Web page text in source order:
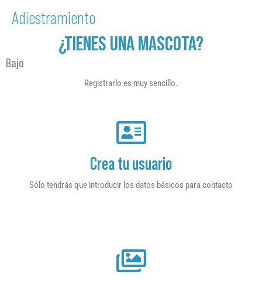
Adiestramiento
¿TIENES UNA MASCOTA?
Bajo
Registrarlo es muy sencillo.
Crea tu usuario
Sólo tendrás que introducir los datos básicos para contacto